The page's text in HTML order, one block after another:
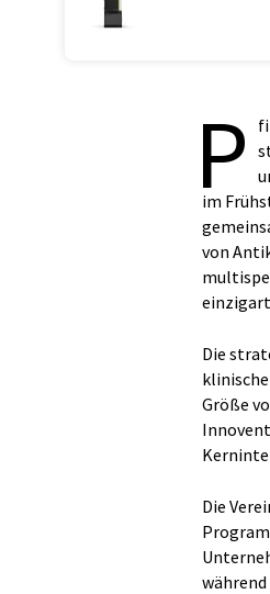
P
im
von
Die
Größe
Die